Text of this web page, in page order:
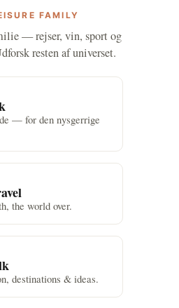
FAMILY
— rejser, vin, sport og
resten af universet.
— for den nysgerrige
the world over.
destinations & ideas.